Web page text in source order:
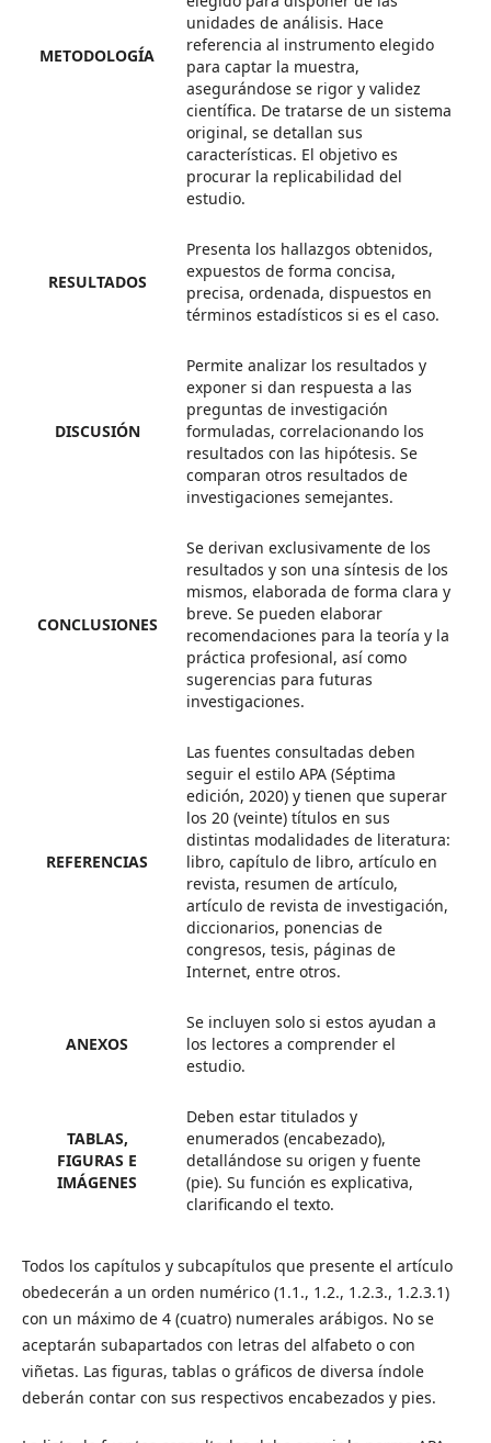
METODOLOGÍA
unidades de análisis. Hace
referencia al instrumento elegido
para captar la muestra,
asegurándose se rigor y validez
científica. De tratarse de un sistema
original, se detallan sus
características. El objetivo es
procurar la replicabilidad del
estudio.
RESULTADOS
Presenta los hallazgos obtenidos,
expuestos de forma concisa,
precisa, ordenada, dispuestos en
términos estadísticos si es el caso.
DISCUSIÓN
Permite analizar los resultados y
exponer si dan respuesta a las
preguntas de investigación
formuladas, correlacionando los
resultados con las hipótesis. Se
comparan otros resultados de
investigaciones semejantes.
CONCLUSIONES
Se derivan exclusivamente de los
resultados y son una síntesis de los
mismos, elaborada de forma clara y
breve. Se pueden elaborar
recomendaciones para la teoría y la
práctica profesional, así como
sugerencias para futuras
investigaciones.
REFERENCIAS
Las fuentes consultadas deben
seguir el estilo APA (Séptima
edición, 2020) y tienen que superar
los 20 (veinte) títulos en sus
distintas modalidades de literatura:
libro, capítulo de libro, artículo en
revista, resumen de artículo,
artículo de revista de investigación,
diccionarios, ponencias de
congresos, tesis, páginas de
Internet, entre otros.
ANEXOS
Se incluyen solo si estos ayudan a
los lectores a comprender el
estudio.
TABLAS,
FIGURAS E
IMÁGENES
Deben estar titulados y
enumerados (encabezado),
detallándose su origen y fuente
(pie). Su función es explicativa,
clarificando el texto.
Todos los capítulos y subcapítulos que presente el artículo
obedecerán a un orden numérico (1.1., 1.2., 1.2.3., 1.2.3.1)
con un máximo de 4 (cuatro) numerales arábigos. No se
aceptarán subapartados con letras del alfabeto o con
viñetas. Las figuras, tablas o gráficos de diversa índole
deberán contar con sus respectivos encabezados y pies.